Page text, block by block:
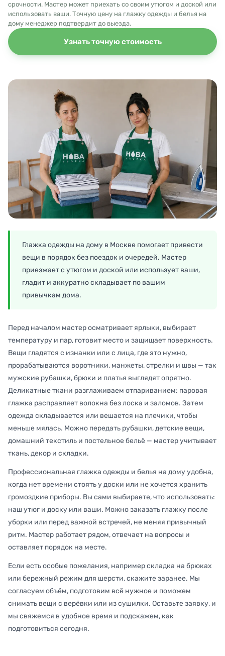
срочности. Мастер может приехать со своим утюгом и доской или
использовать ваши. Точную цену на глажку одежды и белья на
дому менеджер подтвердит до выезда.
Узнать точную стоимость
Глажка одежды на дому в Москве помогает привести
вещи в порядок без поездок и очередей. Мастер
приезжает с утюгом и доской или использует ваши,
гладит и аккуратно складывает по вашим
привычкам дома.
Перед началом мастер осматривает ярлыки, выбирает
температуру и пар, готовит место и защищает поверхность.
Вещи гладятся с изнанки или с лица, где это нужно,
прорабатываются воротники, манжеты, стрелки и швы — так
мужские рубашки, брюки и платья выглядят опрятно.
Деликатные ткани разглаживаем отпариванием: паровая
глажка расправляет волокна без лоска и заломов. Затем
одежда складывается или вешается на плечики, чтобы
меньше мялась. Можно передать рубашки, детские вещи,
домашний текстиль и постельное бельё — мастер учитывает
ткань, декор и складки.
Профессиональная глажка одежды и белья на дому удобна,
когда нет времени стоять у доски или не хочется хранить
громоздкие приборы. Вы сами выбираете, что использовать:
наш утюг и доску или ваши. Можно заказать глажку после
уборки или перед важной встречей, не меняя привычный
ритм. Мастер работает рядом, отвечает на вопросы и
оставляет порядок на месте.
Если есть особые пожелания, например складка на брюках
или бережный режим для шерсти, скажите заранее. Мы
согласуем объём, подготовим всё нужное и поможем
снимать вещи с верёвки или из сушилки. Оставьте заявку, и
мы свяжемся в удобное время и подскажем, как
подготовиться сегодня.